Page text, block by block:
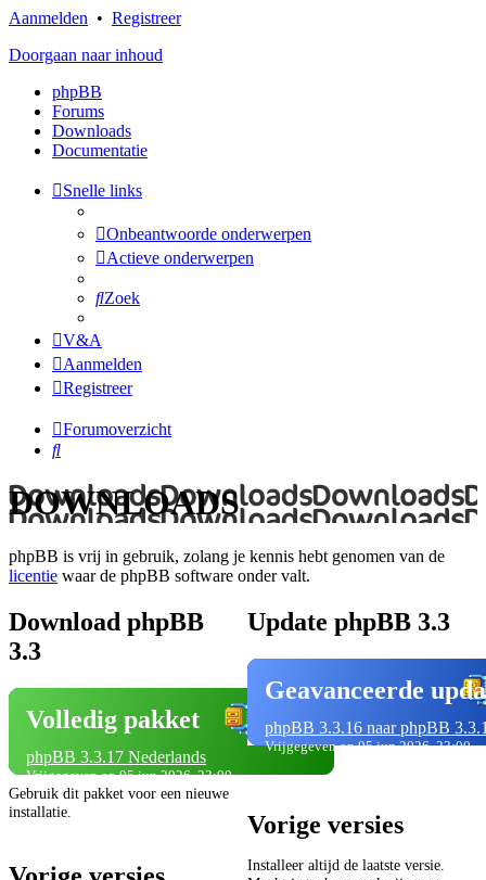
Aanmelden • Registreer
Doorgaan naar inhoud
phpBB
Forums
Downloads
Documentatie
Snelle links
Onbeantwoorde onderwerpen
Actieve onderwerpen
Zoek
V&A
Aanmelden
Registreer
Forumoverzicht
Zoek
DOWNLOADS
phpBB is vrij in gebruik, zolang je kennis hebt genomen van de
licentie waar de phpBB software onder valt.
Download phpBB
3.3
Volledig pakket
phpBB 3.3.17 Nederlands
Vrijgegeven op 05 jun 2026, 23:00
Gebruik dit pakket voor een nieuwe
installatie.
Update phpBB 3.3
Geavanceerde
phpBB 3.3.16 naar phpBB
Vrijgegeven op 05 jun 2026, 23:00
Vorige versies
Installeer altijd de laatste versie.